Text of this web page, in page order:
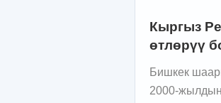
Кыргыз
өтлөрүү
Бишкек
2000-